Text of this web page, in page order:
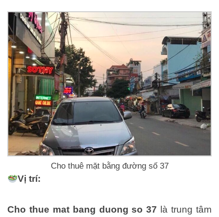
Cho thuê mặt bằng đường số 37
Vị trí:
Cho thue mat bang duong so 37 là trung tâm